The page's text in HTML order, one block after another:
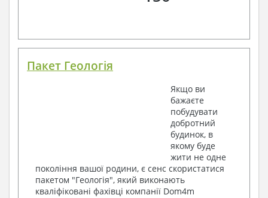
Пакет Геологія
Якщо ви
бажаєте
побудувати
добротний
будинок, в
якому буде
жити не одне
покоління вашої родини, є сенс скористатися
пакетом "Геологія", який виконають
кваліфіковані фахівці компанії Dom4m